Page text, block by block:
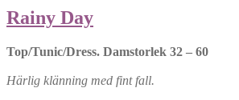
Rainy Day
Top/Tunic/Dress. Damstorlek 32 – 60
Härlig klänning med fint fall.